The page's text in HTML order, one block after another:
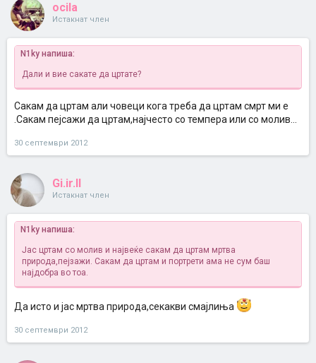
ocila
Истакнат член
N1ky напиша:
Дали и вие сакате да цртате?
Сакам да цртам али човеци кога треба да цртам смрт ми е
.Сакам пејсажи да цртам,најчесто со темпера или со молив...
30 септември 2012
Gi.ir.ll
Истакнат член
N1ky напиша:
Јас цртам со молив и највеќе сакам да цртам мртва
природа,пејзажи. Сакам да цртам и портрети ама не сум баш
најдобра во тоа.
Да исто и јас мртва природа,секакви смајлиња
30 септември 2012